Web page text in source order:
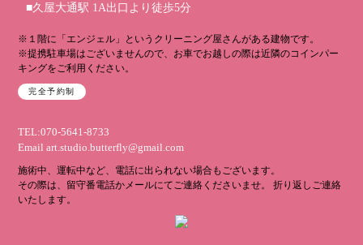
■久屋大通駅 1A出口より徒歩5分
※１階に「エンジェル」というクリーニング屋さんがある建物です。
※提携駐車場はございませんので、お車でお越しの際は近隣のコインパー
キングをご利用ください。
完全予約制
TEL:070-5641-8733
Emailart.studio.butterfly@gmail.com
施術中、運転中など、電話に出られない場合もございます。
その際は、留守番電話かメールにてご連絡くださいませ。 折り返しご連絡
いたします。